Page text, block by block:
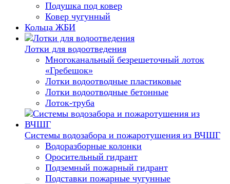
Подушка под ковер
Ковер чугунный
Кольца ЖБИ
Лотки для водоотведения
Многоканальный безрешеточный лоток
«Гребешок»
Лотки водоотводные пластиковые
Лотки водоотводные бетонные
Лоток-труба
Системы водозабора и пожаротушения из ВЧШГ
Водоразборные колонки
Оросительный гидрант
Подземный пожарный гидрант
Подставки пожарные чугунные